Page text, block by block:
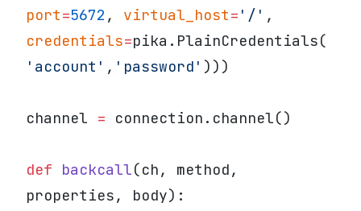
port=5672 , virtual_host= '/'
credentials=pika.PlainCredentials(
'account' , 'password' )))
channel = connection.channel()
def backcall(ch, method,
properties, body):